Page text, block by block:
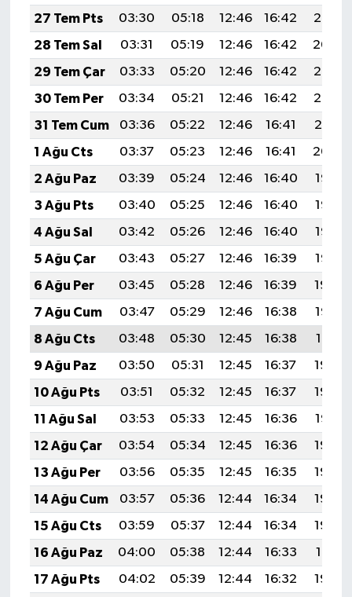
27 Tem Pts
03:30 05:18 12:46 16:42
20:05
28 Tem Sal
03:31 05:19 12:46 16:42
20:04
29 Tem Çar
03:33 05:20 12:46 16:42
20:03
30 Tem Per
03:34 05:21 12:46 16:42
20:02
31 Tem Cum
03:36 05:22 12:46 16:41
20:01
1 Ağu Cts
03:37 05:23 12:46 16:41
20:00
2 Ağu Paz
03:39 05:24 12:46 16:40
19:58
3 Ağu Pts
03:40 05:25 12:46 16:40
19:57
4 Ağu Sal
03:42 05:26 12:46 16:40
19:56
5 Ağu Çar
03:43 05:27 12:46 16:39
19:55
6 Ağu Per
03:45 05:28 12:46 16:39
19:54
7 Ağu Cum
03:47 05:29 12:46 16:38
19:53
8 Ağu Cts
03:48 05:30 12:45 16:38
19:51
9 Ağu Paz
03:50 05:31 12:45 16:37
19:50
10 Ağu Pts
03:51 05:32 12:45 16:37
19:49
11 Ağu Sal
03:53 05:33 12:45 16:36
19:47
12 Ağu Çar
03:54 05:34 12:45 16:36
19:46
13 Ağu Per
03:56 05:35 12:45 16:35
19:45
14 Ağu Cum
03:57 05:36 12:44 16:34
19:43
15 Ağu Cts
03:59 05:37 12:44 16:34
19:42
16 Ağu Paz
04:00 05:38 12:44 16:33
19:41
17 Ağu Pts
04:02 05:39 12:44 16:32
19:39